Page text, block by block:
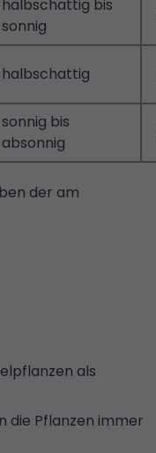
halbschattig bis
sonnig
halbschattig
sonnig bis
absonnig
der am
als
die Pflanzen immer